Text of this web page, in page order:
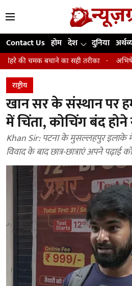
Contact Us होम देश दुनिया
का सही तरीका अभिषेक कपूर : पहले
राष्ट्रीय
खान सर के संस्थान पर
में चिंता, कोचिंग बंद
Khan Sir: पटना के मुसल्लहपुर इलाके
विवाद के बाद छात्र-छात्राएं अपने पढ़ाई